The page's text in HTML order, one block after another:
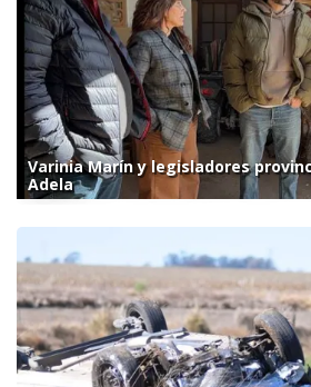
Varinia Marín y legisladores
Adela